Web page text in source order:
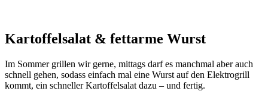
Kartoffelsalat & fettarme Wurst
Im Sommer grillen wir gerne, mittags darf es manchmal aber auch
schnell gehen, sodass einfach mal eine Wurst auf den Elektrogrill
kommt, ein schneller Kartoffelsalat dazu – und fertig.